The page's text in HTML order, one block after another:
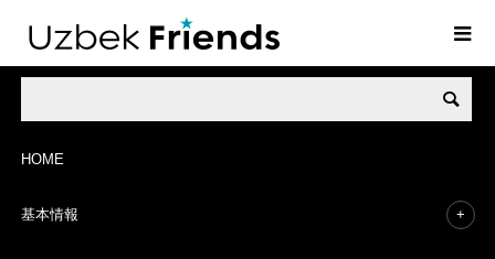
HOME
基本情報
Uzbek Blog